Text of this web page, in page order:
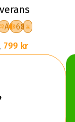
A 68
799 kr